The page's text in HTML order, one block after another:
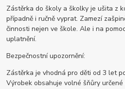
Zástěrka do školy a školky je ušita z
případně i ručně vyprat. Zamezí
činnosti nejen ve škole. Ale i na
uplatnění.
Bezpečnostní upozornění:
Zástěrka je vhodná pro děti od 3 let
Výrobek obsahuje volné šňůry